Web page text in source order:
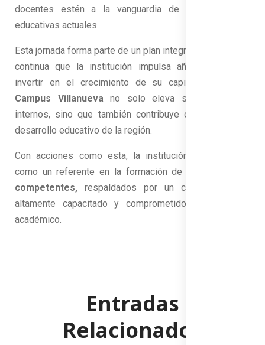
docentes estén a la vanguardia de las exigencias
educativas actuales.
Esta jornada forma parte de un plan integral de formación
continua que la institución impulsa año tras año. Al
invertir en el crecimiento de su capital humano, el
Campus Villanuevano solo eleva sus estándares
internos, sino que también contribuye directamente al
desarrollo educativo de la región.
Con acciones como esta, la institución se posiciona
como un referente en la formación de
competentes, respaldados por un cuerpo docente
altamente capacitado y comprometido con el éxito
académico.
Entradas
Relacionados